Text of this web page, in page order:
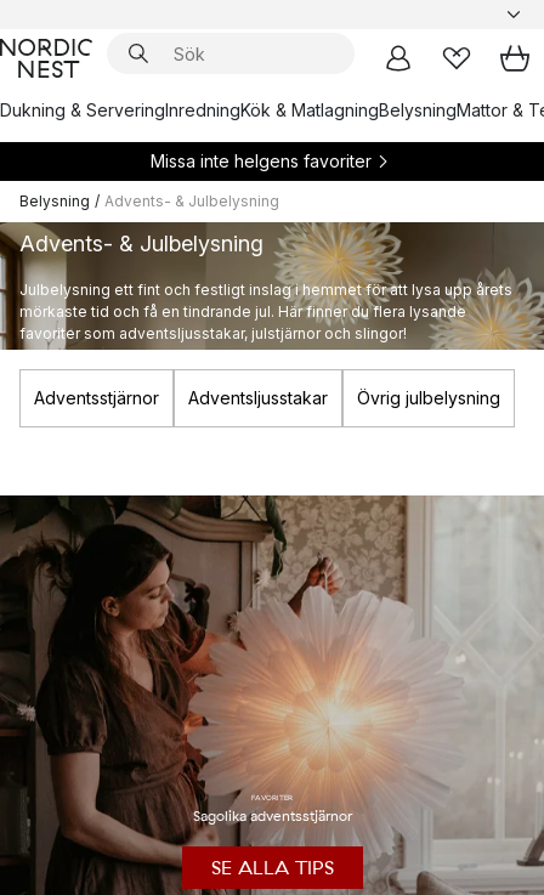
Dukning & ServeringInredningKök & MatlagningBelysningMattor &
Missa inte helgens favoriter
Belysning / Advents- & Julbelysning
Advents- & Julbelysning
Julbelysning ett fint och festligt inslag i hemmet för att lysa upp årets
mörkaste tid och få en tindrande jul. Här finner du flera lysande
favoriter som adventsljusstakar, julstjärnor och slingor!
Adventsstjärnor Adventsljusstakar Övrig julbelysning
FAVORITER
Sagolika adventsstjärnor
SE ALLA TIPS